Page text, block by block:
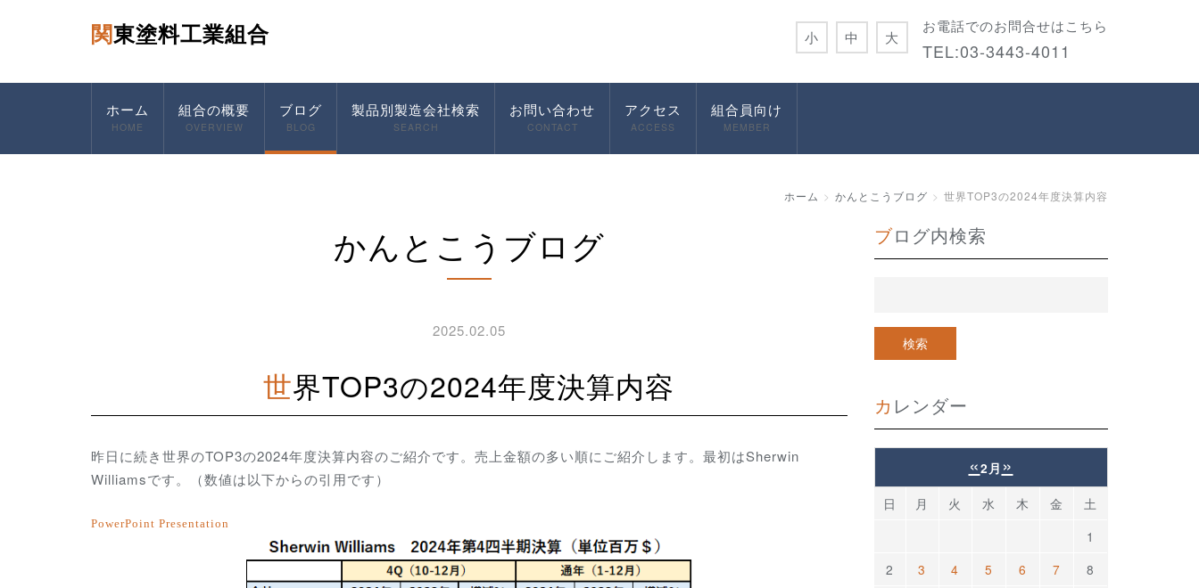
関東塗料工業組合 お電話でのお問合せはこちら
TEL:03-3443-4011
小 中 大
ホーム
HOME
組合の概要
OVERVIEW
ブログ
BLOG
製品別製造会社検索
SEARCH
お問い合わせ
CONTACT
アクセス
ACCESS
組合員向け
MEMBER
ホーム かんとこうブログ 世界TOP3の2024年度決算内容
かんとこうブログ
2025.02.05
世界TOP3の2024年度決算内容
昨日に続き世界のTOP3の2024年度決算内容のご紹介です。売上金額の多い順にご紹介します。最初はSherwin
Williamsです。（数値は以下からの引用です）
PowerPoint Presentation
ブログ内検索
カレンダー
«2月 »
日 月 火 水 木 金
土
1
2
3 4 5 6 7
8